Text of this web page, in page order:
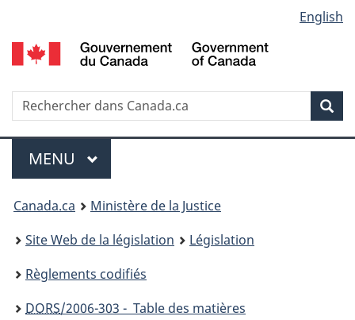
au
contenu
propos
de
la
HTML
simplifiée
selection
English
Recherche
Menu
MENU PRINCIPAL
You
are
here:
Canada.ca
Ministère de la Justice
Site Web de la législation
Législation
Règlements codifiés
DORS/2006-303 - Table des matières